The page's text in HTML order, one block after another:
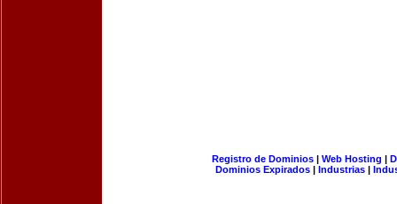
Registro de Dominios| Web Hosting |
Dominios Expirados | Industrias |